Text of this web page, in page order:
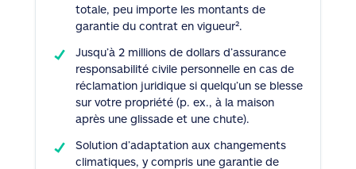
totale, peu importe les montants de
garantie du contrat en vigueur².
Jusqu’à 2 millions de dollars d’assurance
responsabilité civile personnelle en cas de
réclamation juridique si quelqu’un se blesse
sur votre propriété (p. ex., à la maison
après une glissade et une chute).
Solution d’adaptation aux changements
climatiques, y compris une garantie de